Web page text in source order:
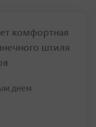
комфортная
штиля
днем